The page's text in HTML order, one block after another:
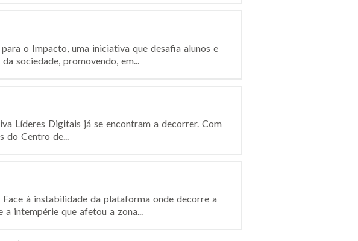
o Impacto, uma iniciativa que desafia alunos e
sociedade, promovendo, em...
Líderes Digitais já se encontram a decorrer. Com
do Centro de...
à instabilidade da plataforma onde decorre a
a intempérie que afetou a zona...